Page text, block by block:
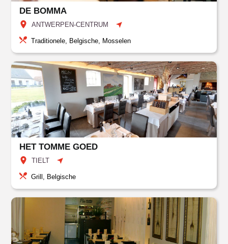
DE BOMMA
ANTWERPEN-CENTRUM
Traditionele, Belgische, Mosselen
HET TOMME GOED
TIELT
Grill, Belgische